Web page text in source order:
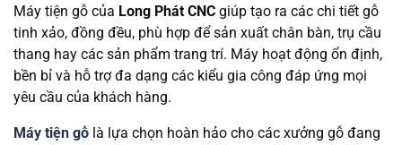
Máy tiện gỗ của Long Phát CNC giúp tạo ra các chi tiết gỗ
tinh xảo, đồng đều, phù hợp để sản xuất chân bàn, trụ cầu
thang hay các sản phẩm trang trí. Máy hoạt động ổn định,
bền bỉ và hỗ trợ đa dạng các kiểu gia công đáp ứng mọi
yêu cầu của khách hàng.
Máy tiện gỗ là lựa chọn hoàn hảo cho các xưởng gỗ đang